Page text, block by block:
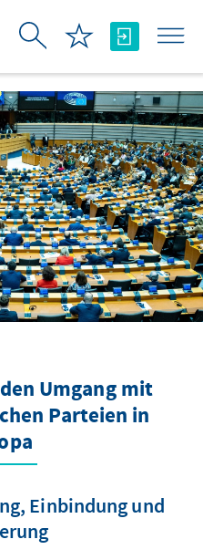
Umgang mit
Parteien in
Einbindung und